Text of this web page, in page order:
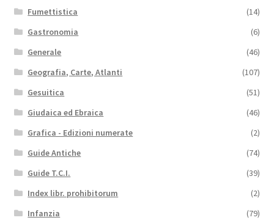
Fumettistica
(14)
Gastronomia
(6)
Generale
(46)
Geografia, Carte, Atlanti
(107)
Gesuitica
(51)
Giudaica ed Ebraica
(46)
Grafica - Edizioni numerate
(2)
Guide Antiche
(74)
Guide T.C.I.
(39)
Index libr. prohibitorum
(2)
Infanzia
(79)